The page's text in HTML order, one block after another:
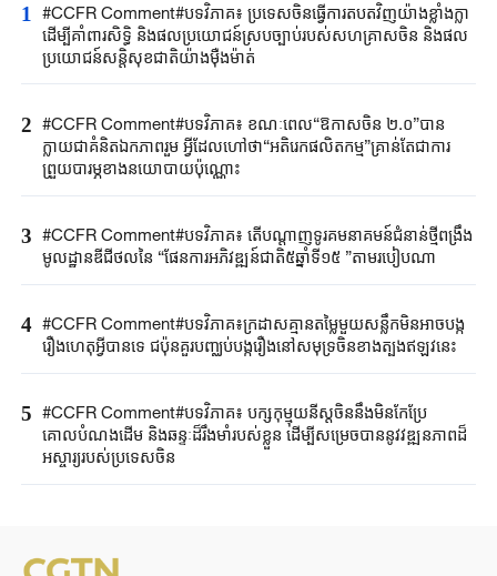
1
#CCFR Comment#បទវិភាគ៖ ប្រទេសចិនធ្វើការតបតវិញយ៉ាងខ្លាំងក្លា
ដើម្បីគាំពារសិទ្ធិ និងផលប្រយោជន៍ស្របច្បាប់របស់សហគ្រាសចិន និងផល
ប្រយោជន៍សន្តិសុខជាតិយ៉ាងម៉ឺងម៉ាត់
2 #CCFR Comment#បទវិភាគ៖ ខណៈពេល“ឱកាសចិន ២.០”បាន
ក្លាយជាគំនិតឯកភាពរួម អ្វីដែលហៅថា“អតិរេកផលិតកម្ម”គ្រាន់តែជាការ
ព្រួយបារម្ភខាងនយោបាយប៉ុណ្ណោះ
3 #CCFR Comment#បទវិភាគ៖ តើបណ្តាញទូរគមនាគមន៍ជំនាន់ថ្មីពង្រឹង
មូលដ្ឋានឌីជីថលនៃ “ផែនការអភិវឌ្ឍន៍ជាតិ៥ឆ្នាំទី១៥ ”តាមរបៀបណា
4 #CCFR​ Comment#​បទវិភាគ៖ក្រដាសគ្មានតម្លៃមួយសន្លឹកមិន​អាច​បង្ក
រឿង​ហេតុអ្វីបានទេ ជប៉ុន​គួរ​បញ្ឈប់បង្ករឿងនៅសមុទ្រចិនខាងត្បូងឥឡូវនេះ
5 #CCFR Comment#បទវិភាគ៖ បក្សកុម្មុយនីស្តចិននឹងមិនកែប្រែ
គោលបំណងដើម និងឆន្ទៈដ៏រឹងមាំរបស់ខ្លួន ដើម្បីសម្រេចបាននូវវឌ្ឍនភាពដ៏
អស្ចារ្យរបស់ប្រទេសចិន